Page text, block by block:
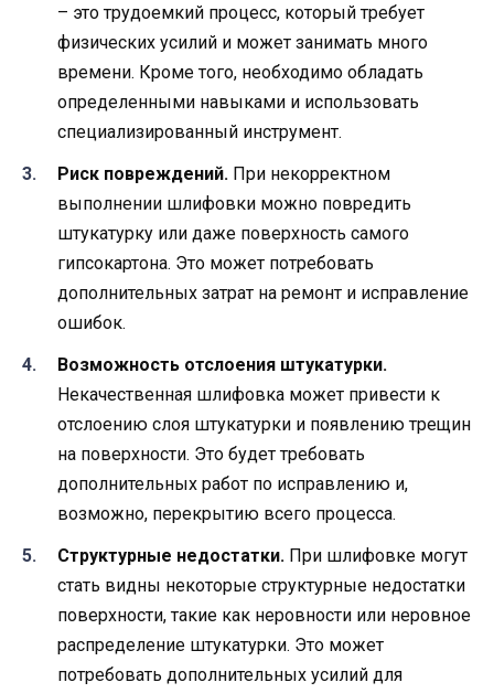
– это трудоемкий процесс, который требует
физических усилий и может занимать много
времени. Кроме того, необходимо обладать
определенными навыками и использовать
специализированный инструмент.
Риск повреждений. При некорректном
выполнении шлифовки можно повредить
штукатурку или даже поверхность самого
гипсокартона. Это может потребовать
дополнительных затрат на ремонт и исправление
ошибок.
Возможность отслоения штукатурки.
Некачественная шлифовка может привести к
отслоению слоя штукатурки и появлению трещин
на поверхности. Это будет требовать
дополнительных работ по исправлению и,
возможно, перекрытию всего процесса.
Структурные недостатки. При шлифовке могут
стать видны некоторые структурные недостатки
поверхности, такие как неровности или неровное
распределение штукатурки. Это может
потребовать дополнительных усилий для